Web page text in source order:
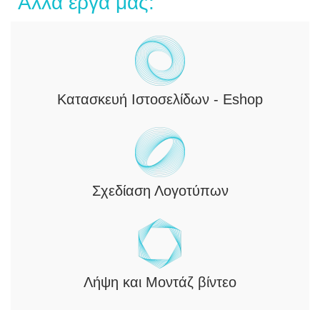
Φωτογράφιση
Φωτογράφιση Εγκαταστάσεων Anemoessa
Κατασκευή Ιστοσελίδων - Eshop
Σχεδίαση Λογοτύπων
Λήψη και Μοντάζ βίντεο